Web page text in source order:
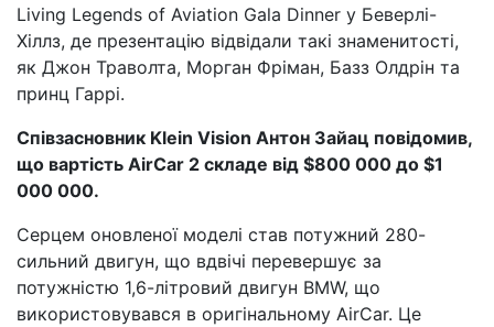
Living Legends of Aviation Gala Dinner у Беверлі-
Хіллз, де презентацію відвідали такі знаменитості,
як Джон Траволта, Морган Фріман, Базз Олдрін та
принц Гаррі.
Співзасновник Klein Vision Антон Зайац повідомив,
що вартість AirCar 2 складе від $800 000 до $1
000 000.
Серцем оновленої моделі став потужний 280-
сильний двигун, що вдвічі перевершує за
потужністю 1,6-літровий двигун BMW, що
використовувався в оригінальному AirCar. Це